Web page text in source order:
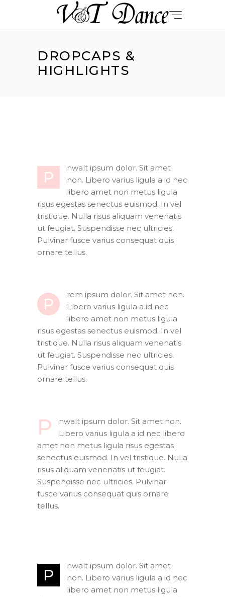
DROPCAPS &
HIGHLIGHTS
P
nwalt ipsum dolor. Sit amet
non. Libero varius ligula a id nec
libero amet non metus ligula
risus egestas senectus euismod. In vel
tristique. Nulla risus aliquam venenatis
ut feugiat. Suspendisse nec ultricies.
Pulvinar fusce varius consequat quis
ornare tellus.
P
rem ipsum dolor. Sit amet non.
Libero varius ligula a id nec
libero amet non metus ligula
risus egestas senectus euismod. In vel
tristique. Nulla risus aliquam venenatis
ut feugiat. Suspendisse nec ultricies.
Pulvinar fusce varius consequat quis
ornare tellus.
P
nwalt ipsum dolor. Sit amet non.
Libero varius ligula a id nec libero
amet non metus ligula risus egestas
senectus euismod. In vel tristique. Nulla
risus aliquam venenatis ut feugiat.
Suspendisse nec ultricies. Pulvinar
fusce varius consequat quis ornare
tellus.
P
nwalt ipsum dolor. Sit amet
non. Libero varius ligula a id nec
libero amet non metus ligula